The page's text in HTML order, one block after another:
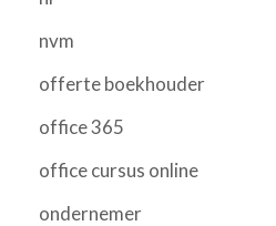
nvm
offerte boekhouder
office 365
office cursus online
ondernemer